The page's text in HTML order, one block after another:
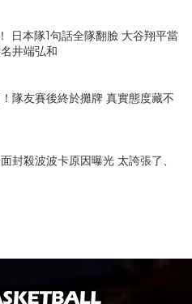
日本隊1句話全隊翻臉 大谷翔平當
井端弘和
隊友賽後終於攤牌 真實態度藏不
封殺波波卡原因曝光 太誇張了、